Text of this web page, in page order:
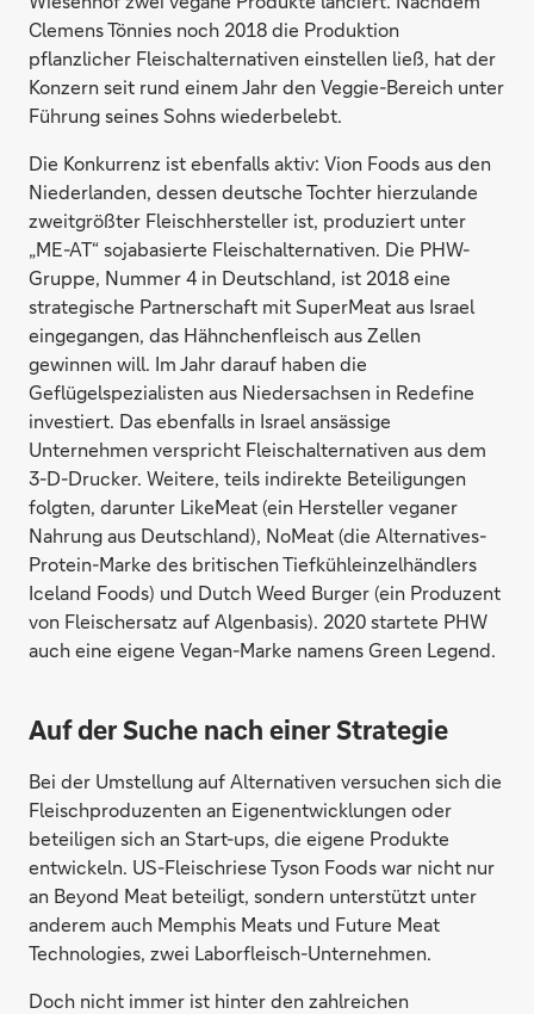
Clemens Tönnies noch 2018 die Produktion
pflanzlicher Fleischalternativen einstellen ließ, hat der
Konzern seit rund einem Jahr den Veggie-Bereich unter
Führung seines Sohns wiederbelebt.
Die Konkurrenz ist ebenfalls aktiv: Vion Foods aus den
Niederlanden, dessen deutsche Tochter hierzulande
zweitgrößter Fleischhersteller ist, produziert unter
„ME-AT“ sojabasierte Fleischalternativen. Die PHW-
Gruppe, Nummer 4 in Deutschland, ist 2018 eine
strategische Partnerschaft mit SuperMeat aus Israel
eingegangen, das Hähnchenfleisch aus Zellen
gewinnen will. Im Jahr darauf haben die
Geflügelspezialisten aus Niedersachsen in Redefine
investiert. Das ebenfalls in Israel ansässige
Unternehmen verspricht Fleischalternativen aus dem
3-D-Drucker. Weitere, teils indirekte Beteiligungen
folgten, darunter LikeMeat (ein Hersteller veganer
Nahrung aus Deutschland), NoMeat (die Alternatives-
Protein-Marke des britischen Tiefkühleinzelhändlers
Iceland Foods) und Dutch Weed Burger (ein Produzent
von Fleischersatz auf Algenbasis). 2020 startete PHW
auch eine eigene Vegan-Marke namens Green Legend.
Auf der Suche nach einer Strategie
Bei der Umstellung auf Alternativen versuchen sich die
Fleischproduzenten an Eigenentwicklungen oder
beteiligen sich an Start-ups, die eigene Produkte
entwickeln. US-Fleischriese Tyson Foods war nicht nur
an Beyond Meat beteiligt, sondern unterstützt unter
anderem auch Memphis Meats und Future Meat
Technologies, zwei Laborfleisch-Unternehmen.
Doch nicht immer ist hinter den zahlreichen